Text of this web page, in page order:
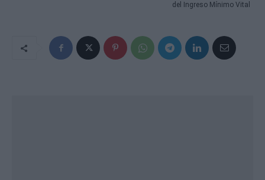
del Ingreso Mínimo Vital